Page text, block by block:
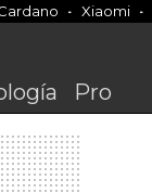
Xiaomi
Pro